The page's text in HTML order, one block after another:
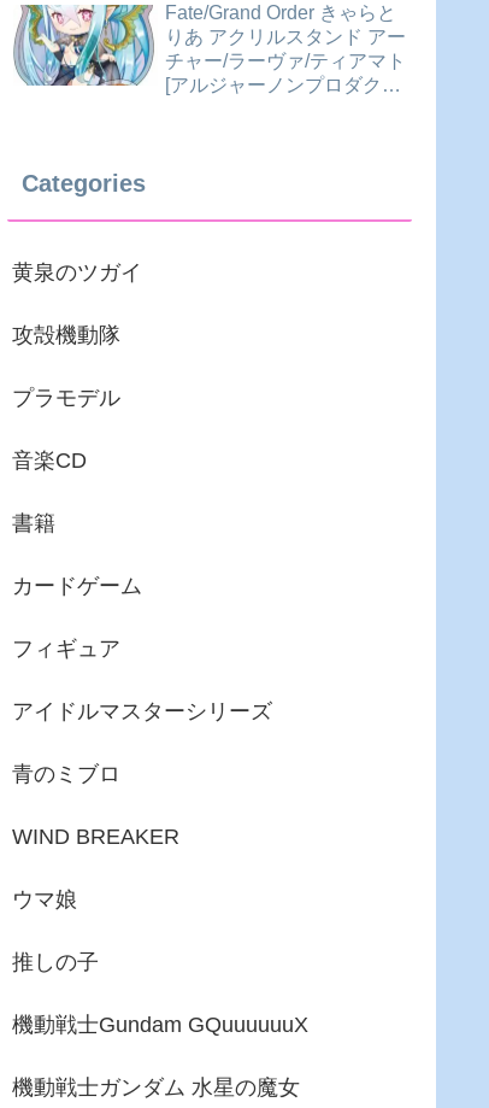
Fate/Grand Order きゃらと
りあ アクリルスタンド アー
チャー/ラーヴァ/ティアマト
[アルジャーノンプロダクト]
Categories
黄泉のツガイ
攻殻機動隊
プラモデル
音楽CD
書籍
カードゲーム
フィギュア
アイドルマスターシリーズ
青のミブロ
WIND BREAKER
ウマ娘
推しの子
機動戦士Gundam GQuuuuuuX
機動戦士ガンダム 水星の魔女